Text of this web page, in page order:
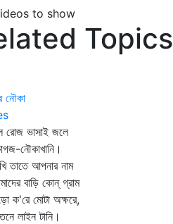
to show
Topics
নৌকা
রোজ ভাসাই জলে
নৌকাখানি।
তাতে আপনার নাম
বাড়ি কোন্‌ গ্রাম
ক'রে মোটা অক্ষরে,
লাইন টানি।